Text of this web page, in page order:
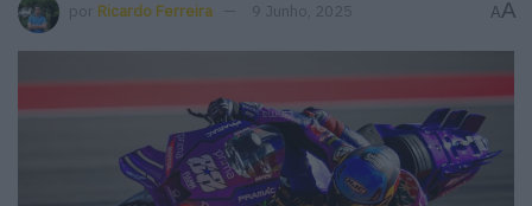
por Ricardo Ferreira 9 Junho, 2025 AA